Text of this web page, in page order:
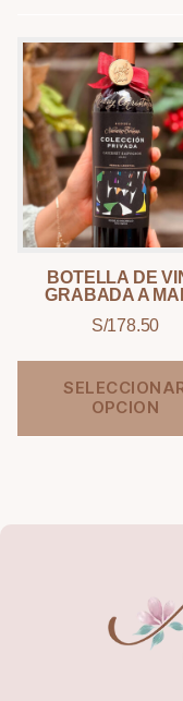
BOTELLA DE
GRABADA A
S/178.50
OPCION